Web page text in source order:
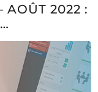
AOÛT 2022 :